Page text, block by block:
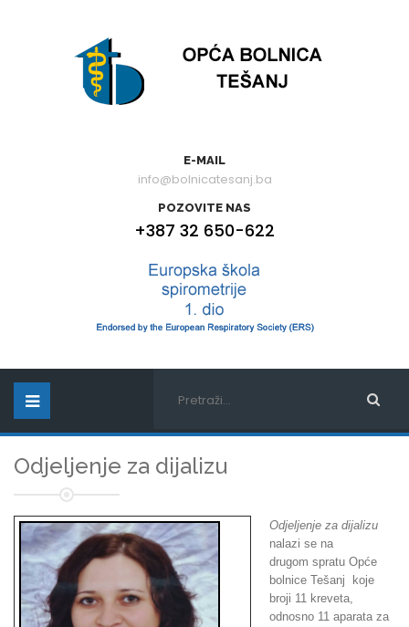
E-MAIL
info@bolnicatesanj.ba
POZOVITE NAS
+387 32 650-622
Odjeljenje za dijalizu
Odjeljenje za dijalizu
nalazi se na
drugom spratu Opće
bolnice Tešanj koje
broji 11 kreveta,
odnosno 11 aparata za